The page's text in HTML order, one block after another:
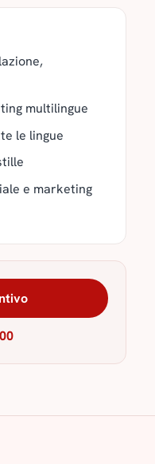
multilingue
le lingue
e marketing